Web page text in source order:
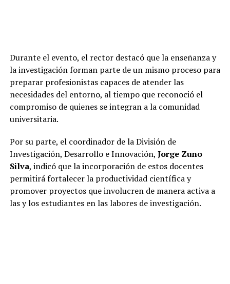
Durante el evento, el rector destacó que la enseñanza y
la investigación forman parte de un mismo proceso para
preparar profesionistas capaces de atender las
necesidades del entorno, al tiempo que reconoció el
compromiso de quienes se integran a la comunidad
universitaria.
Por su parte, el coordinador de la División de
Investigación, Desarrollo e Innovación, Jorge Zuno
Silva, indicó que la incorporación de estos docentes
permitirá fortalecer la productividad científica y
promover proyectos que involucren de manera activa a
las y los estudiantes en las labores de investigación.